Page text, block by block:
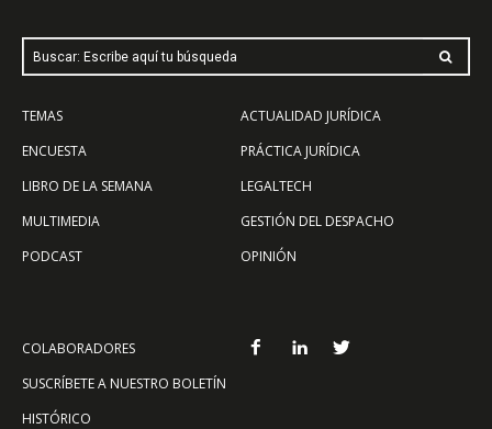
Buscar: Escribe aquí tu búsqueda
TEMAS
ENCUESTA
LIBRO DE LA SEMANA
MULTIMEDIA
PODCAST
ACTUALIDAD JURÍDICA
PRÁCTICA JURÍDICA
LEGALTECH
GESTIÓN DEL DESPACHO
OPINIÓN
COLABORADORES
SUSCRÍBETE A NUESTRO BOLETÍN
HISTÓRICO